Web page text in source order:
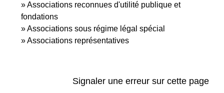
Associations reconnues d'utilité publique et
fondations
Associations sous régime légal spécial
Associations représentatives
Signaler une erreur sur cette page